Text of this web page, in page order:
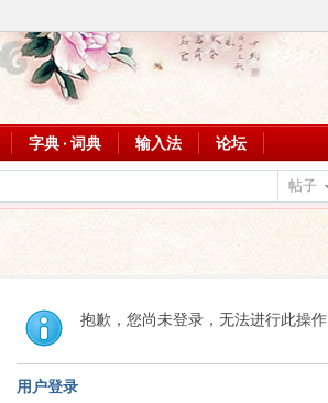
字典 · 词典 输入法 论坛
帖子
抱歉，您尚未登录，无法进行此操作
用户登录